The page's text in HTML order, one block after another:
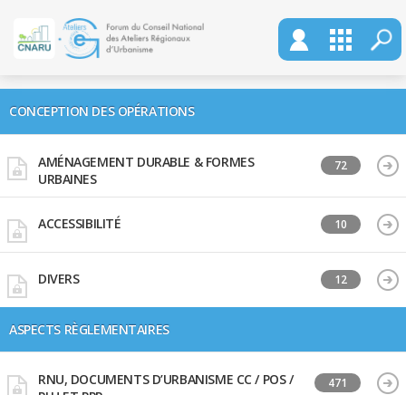
CONCEPTION DES OPÉRATIONS
AMÉNAGEMENT DURABLE & FORMES
URBAINES
72
ACCESSIBILITÉ 10
DIVERS 12
ASPECTS RÈGLEMENTAIRES
RNU, DOCUMENTS D’URBANISME CC / POS /
471